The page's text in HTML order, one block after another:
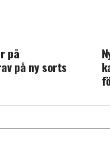
på
på ny sorts